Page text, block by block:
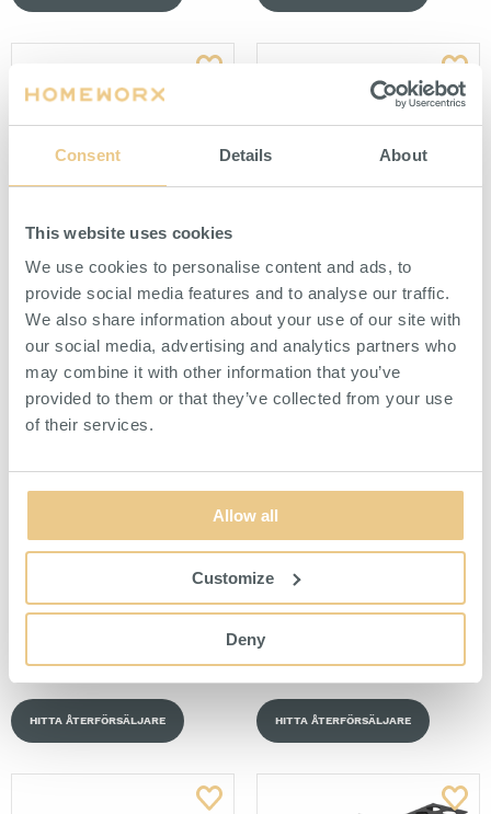
Consent Details About
This website uses cookies
We use cookies to personalise content and ads, to
provide social media features and to analyse our traffic.
We also share information about your use of our site with
our social media, advertising and analytics partners who
may combine it with other information that you’ve
provided to them or that they’ve collected from your use
of their services.
Allow all
Customize
Deny
Svart
panel.
HITTA ÅTERFÖRSÄLJARE
Pack Svart
perforerad panel.
HITTA ÅTERFÖRSÄLJARE
Kopp 22x90 mm 1-Pack Svart
panel.
HITTA ÅTERFÖRSÄLJARE
Dokumentklämma 60 mm 5-
För upphängning av verktyg på
perforerad panel.
HITTA ÅTERFÖRSÄLJARE